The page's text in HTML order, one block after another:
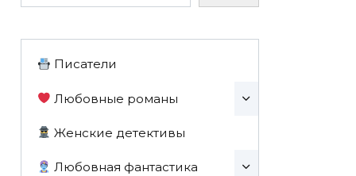
Писатели
Любовные романы
Женские детективы
Любовная фантастика